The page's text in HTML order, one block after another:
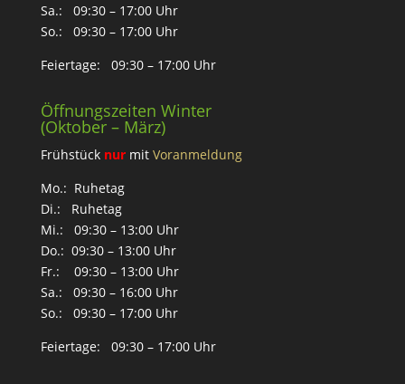
Sa.: 09:30 – 17:00 Uhr
So.: 09:30 – 17:00 Uhr
Feiertage: 09:30 – 17:00 Uhr
Öffnungszeiten Winter
(Oktober – März)
Frühstück nur mit Voranmeldung
Mo.: Ruhetag
Di.: Ruhetag
Mi.: 09:30 – 13:00 Uhr
Do.: 09:30 – 13:00 Uhr
Fr.: 09:30 – 13:00 Uhr
Sa.: 09:30 – 16:00 Uhr
So.: 09:30 – 17:00 Uhr
Feiertage: 09:30 – 17:00 Uhr